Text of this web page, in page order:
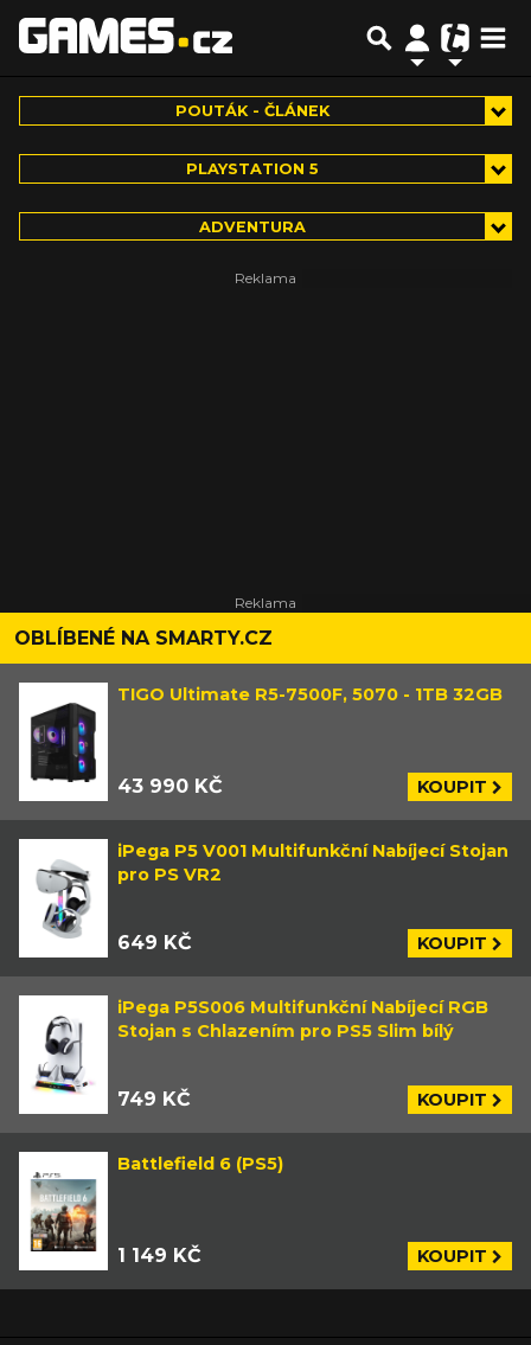
POUTÁK - ČLÁNEK
PLAYSTATION 5
ADVENTURA
OBLÍBENÉ NA SMARTY.CZ
TIGO Ultimate R5-7500F, 5070 - 1TB 32GB
43 990 KČ KOUPIT
iPega P5 V001 Multifunkční Nabíjecí Stojan
pro PS VR2
649 KČ KOUPIT
iPega P5S006 Multifunkční Nabíjecí RGB
Stojan s Chlazením pro PS5 Slim bílý
749 KČ KOUPIT
Battlefield 6 (PS5)
1 149 KČ KOUPIT